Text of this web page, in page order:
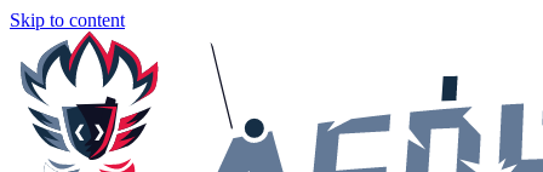
Skip to content